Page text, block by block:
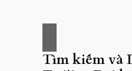
Tìm kiếm và